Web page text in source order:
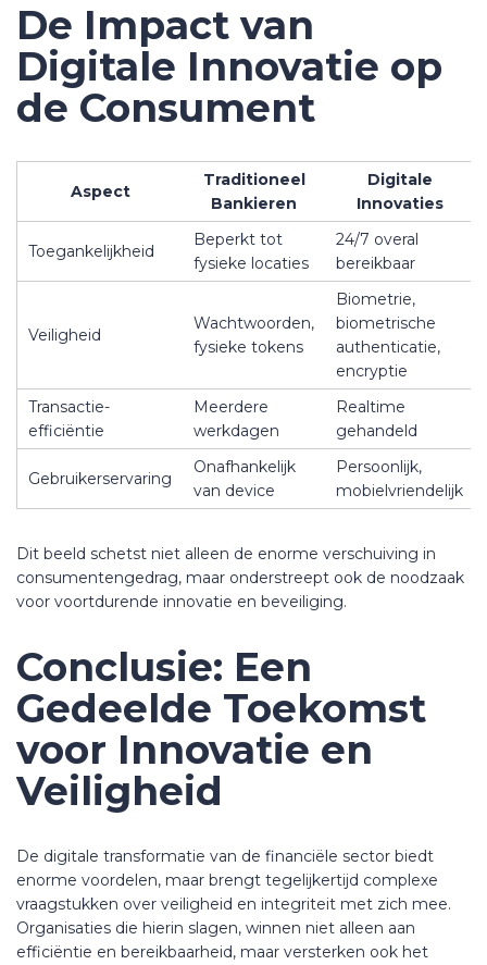
De Impact van
Digitale Innovatie op
de Consument
Aspect
Traditioneel
Bankieren
Digitale
Innovaties
Toegankelijkheid
Beperkt tot
fysieke locaties
24/7 overal
bereikbaar
Veiligheid
Wachtwoorden,
fysieke tokens
Biometrie,
biometrische
authenticatie,
encryptie
Transactie-
efficiëntie
Meerdere
werkdagen
Realtime
gehandeld
Gebruikerservaring
Onafhankelijk
van device
Persoonlijk,
mobielvriendelijk
Dit beeld schetst niet alleen de enorme verschuiving in
consumentengedrag, maar onderstreept ook de noodzaak
voor voortdurende innovatie en beveiliging.
Conclusie: Een
Gedeelde Toekomst
voor Innovatie en
Veiligheid
De digitale transformatie van de financiële sector biedt
enorme voordelen, maar brengt tegelijkertijd complexe
vraagstukken over veiligheid en integriteit met zich mee.
Organisaties die hierin slagen, winnen niet alleen aan
efficiëntie en bereikbaarheid, maar versterken ook het